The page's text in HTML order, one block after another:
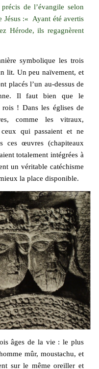
de l’évangile selon
Jésus :« Ayant été avertis
Hérode, ils regagnèrent
symbolique les trois
lit. Un peu naïvement, et
placés l’un au-dessus de
Il faut bien que le
rois ! Dans les églises de
comme les vitraux,
qui passaient et ne
ces œuvres (chapiteaux
totalement intégrées à
un véritable catéchisme
la place disponible.
âges de la vie : le plus
mûr, moustachu, et
sur le même oreiller et